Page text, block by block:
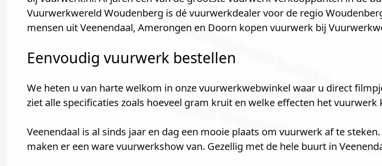
Vuurwerkwereld Woudenberg is dé vuurwerkdealer voor de regio
mensen uit Veenendaal, Amerongen en Doorn kopen vuurwerk bij
Eenvoudig vuurwerk bestellen
We heten u van harte welkom in onze vuurwerkwebwinkel waar u direct
ziet alle specificaties zoals hoeveel gram kruit en welke effecten het vuurwerk
Veenendaal is al sinds jaar en dag een mooie plaats om vuurwerk af te
maken er een ware vuurwerkshow van. Gezellig met de hele buurt in